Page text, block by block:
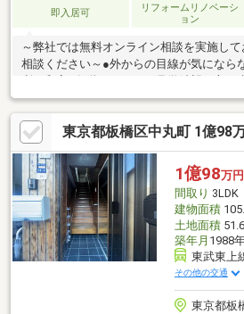
即入居可
リフォームリノベーシ
ョン
～弊社では無料オンライン相談を実施し
相談ください～●外からの目線が気になら
ら。資料請求はオレンジ色『資料請求』
い合わせは03-6905-9710まで。（スマー
の電話ボタンをクリック）■オンライン相
より受付）ランチや仕事後の15分で完結
フプランシュミレーションについても全
可能となっております。※LINEやメール
可能です。
東京都板橋区中丸町 1億98
1億98万円
間取り 3LDK
建物面積
土地面積
築年月 1988
東武東上
その他の交通
東京都板